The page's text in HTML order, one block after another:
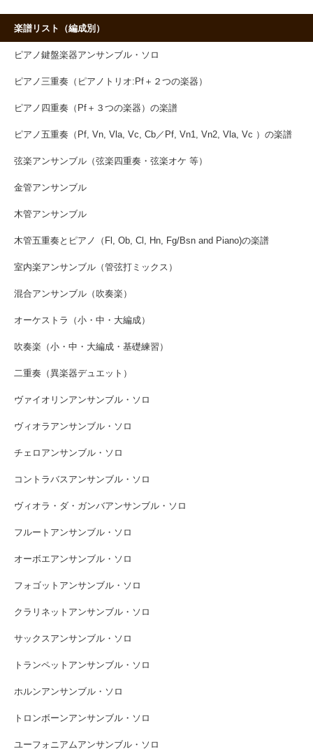
楽譜リスト（編成別）
ピアノ鍵盤楽器アンサンブル・ソロ
ピアノ三重奏（ピアノトリオ:Pf＋２つの楽器）
ピアノ四重奏（Pf＋３つの楽器）の楽譜
ピアノ五重奏（Pf, Vn, Vla, Vc, Cb／Pf, Vn1, Vn2, Vla, Vc ）の楽譜
弦楽アンサンブル（弦楽四重奏・弦楽オケ 等）
金管アンサンブル
木管アンサンブル
木管五重奏とピアノ（Fl, Ob, Cl, Hn, Fg/Bsn and Piano)の楽譜
室内楽アンサンブル（管弦打ミックス）
混合アンサンブル（吹奏楽）
オーケストラ（小・中・大編成）
吹奏楽（小・中・大編成・基礎練習）
二重奏（異楽器デュエット）
ヴァイオリンアンサンブル・ソロ
ヴィオラアンサンブル・ソロ
チェロアンサンブル・ソロ
コントラバスアンサンブル・ソロ
ヴィオラ・ダ・ガンバアンサンブル・ソロ
フルートアンサンブル・ソロ
オーボエアンサンブル・ソロ
フォゴットアンサンブル・ソロ
クラリネットアンサンブル・ソロ
サックスアンサンブル・ソロ
トランペットアンサンブル・ソロ
ホルンアンサンブル・ソロ
トロンボーンアンサンブル・ソロ
ユーフォニアムアンサンブル・ソロ